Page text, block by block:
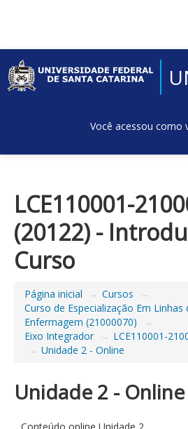
Você acessou como
LCE110001-
(20122) -
Curso
Página inicial → Cursos
→
Curso de Especialização Em Linhas
Enfermagem (21000070)
→
Eixo Integrador
→ LCE110001-
→ Unidade 2 - Online
Unidade 2 - Online